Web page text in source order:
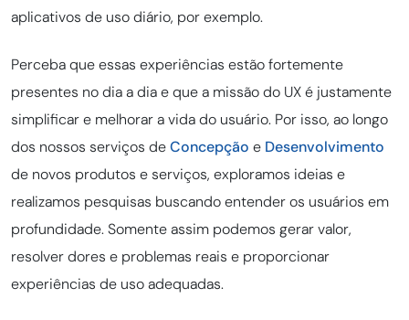
aplicativos de uso diário, por exemplo.
Perceba que essas experiências estão fortemente
presentes no dia a dia e que a missão do UX é justamente
simplificar e melhorar a vida do usuário. Por isso, ao longo
dos nossos serviços deConcepção e Desenvolvimento
de novos produtos e serviços, exploramos ideias e
realizamos pesquisas buscando entender os usuários em
profundidade. Somente assim podemos gerar valor,
resolver dores e problemas reais e proporcionar
experiências de uso adequadas.